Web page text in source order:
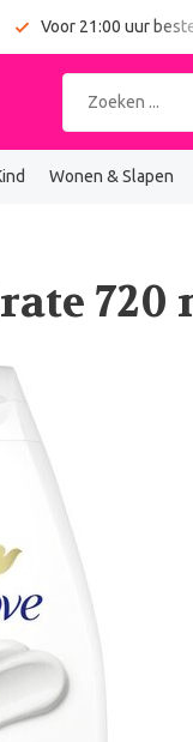
Voor 21:00 uur
Wonen & Slapen
720